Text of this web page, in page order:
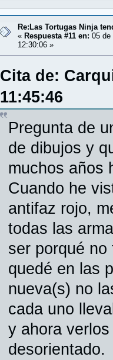
Re:Las Tortugas Ninja
« Respuesta #11 en: 05 de
12:30:06 »
Cita de:
11:45:46
Pregunta de
de dibujos y
muchos años
Cuando he
antifaz rojo,
todas las
ser porqué
quedé en las
nueva(s) no
cada uno
y ahora
desorientado.